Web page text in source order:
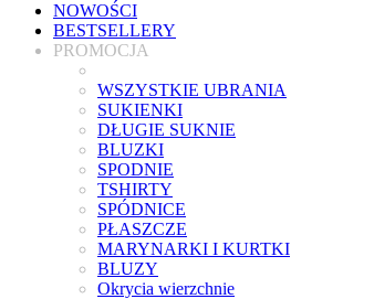
NOWOŚCI
BESTSELLERY
PROMOCJA
WSZYSTKIE UBRANIA
SUKIENKI
DŁUGIE SUKNIE
BLUZKI
SPODNIE
TSHIRTY
SPÓDNICE
PŁASZCZE
MARYNARKI I KURTKI
BLUZY
Okrycia wierzchnie